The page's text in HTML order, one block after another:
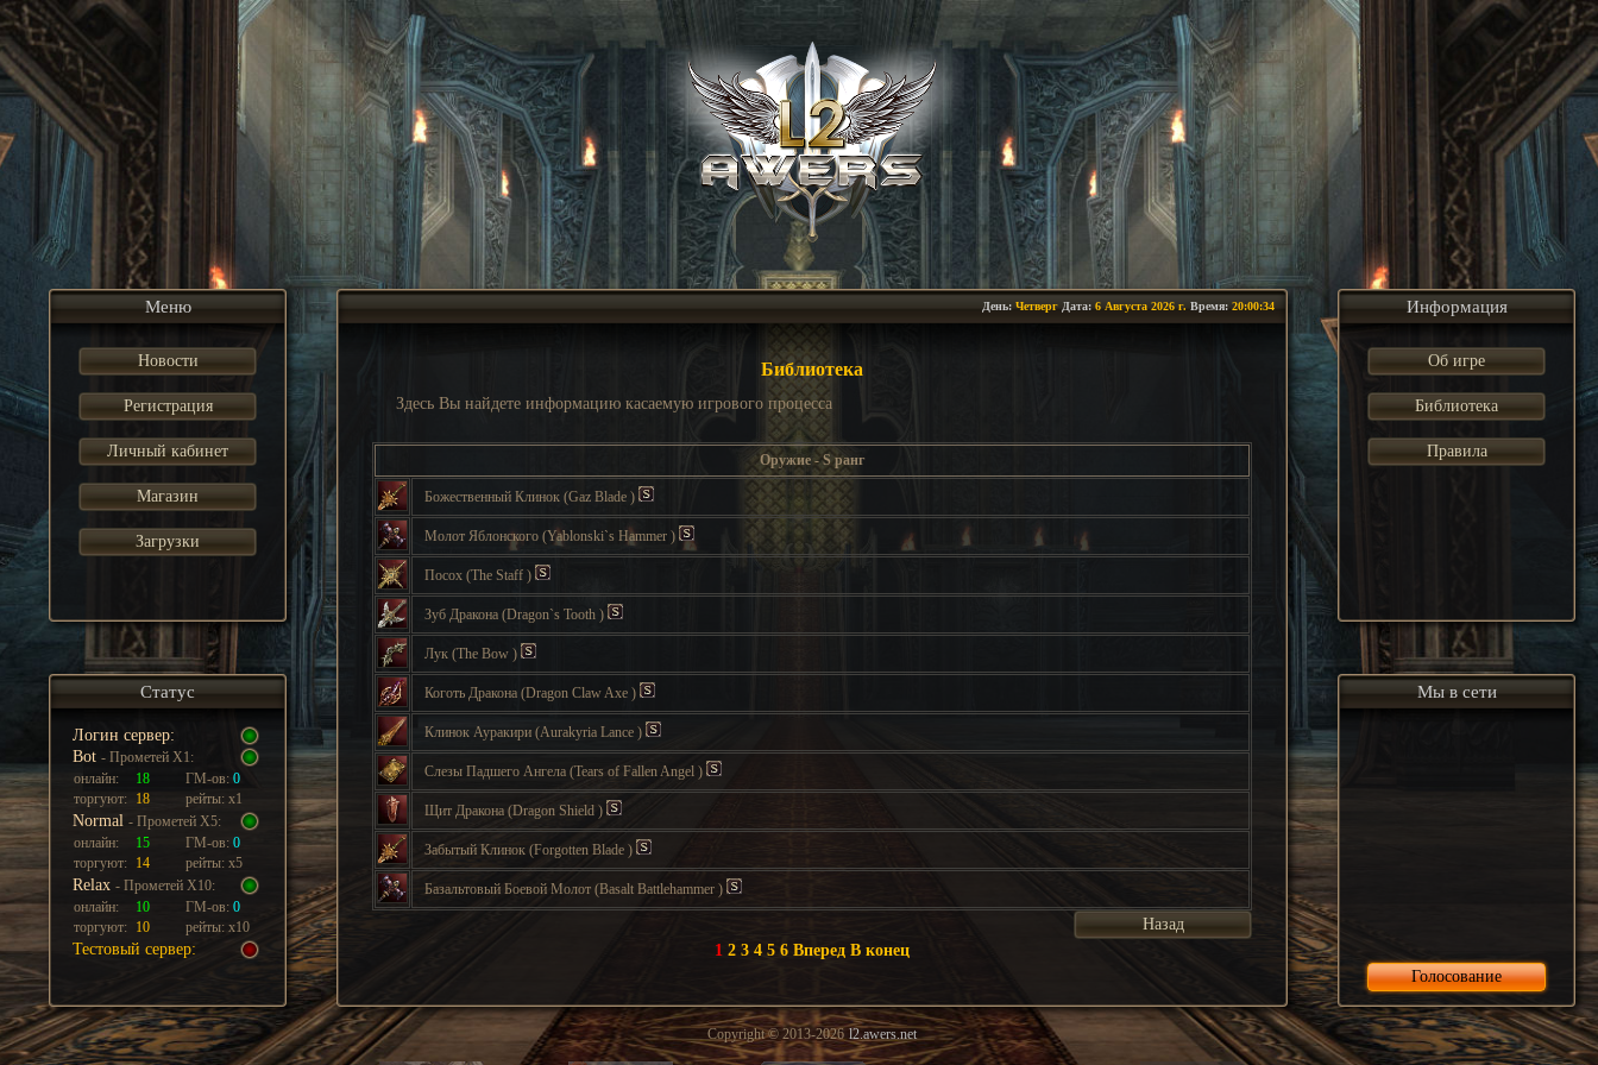
Меню
Новости
Регистрация
Личный кабинет
Магазин
Загрузки
День: Четверг Дата: 6 Августа 2026 г. Время: 20:00:35
Библиотека
Здесь Вы найдете информацию касаемую игрового процесса
Оружие - S ранг
Божественный Клинок (Gaz Blade )
Молот Яблонского (Yablonski`s Hammer )
Посох (The Staff )
Зуб Дракона (Dragon`s Tooth )
Лук (The Bow )
Коготь Дракона (Dragon Claw Axe )
Клинок Ауракири (Aurakyria Lance )
Слезы Падшего Ангела (Tears of Fallen Angel )
Щит Дракона (Dragon Shield )
Забытый Клинок (Forgotten Blade )
Базальтовый Боевой Молот (Basalt Battlehammer )
Назад
1 2 3 4 5 6 Вперед В конец
Информация
Об игре
Библиотека
Правила
Статус
Логин сервер:
Bot - Прометей Х1:
онлайн:
18 ГМ-ов: 0
торгуют: 18 рейты: х1
Normal - Прометей Х5:
онлайн:
15 ГМ-ов: 0
торгуют: 14 рейты: х5
Relax - Прометей Х10:
онлайн:
10 ГМ-ов: 0
торгуют: 10 рейты: х10
Тестовый сервер:
Мы в сети
Голосование
Copyright © 2013-2026 l2.awers.net